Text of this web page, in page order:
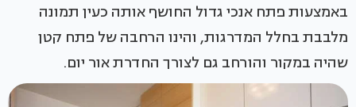
באמצעות פתח אנכי גדול החושף אותה כעין תמונה
מלבבת בחלל המדרגות, והינו הרחבה של פתח קטן
שהיה במקור והורחב גם לצורך החדרת אור יום.